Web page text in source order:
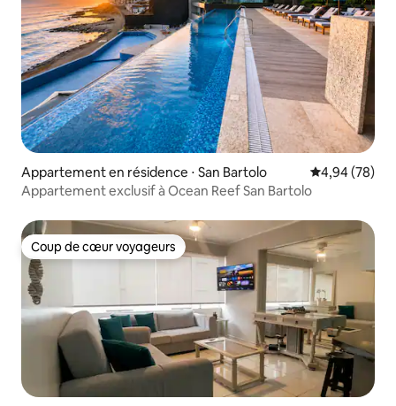
Appartement en résidence ⋅ San Bartolo Évaluation
4,94 (78)
Appartement exclusif à Ocean Reef San Bartolo
Coup de cœur voyageurs
Coup de cœur voyageurs